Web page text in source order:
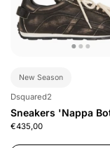
New Season
Dsquared2
Sneakers 'Nappa
€435,00